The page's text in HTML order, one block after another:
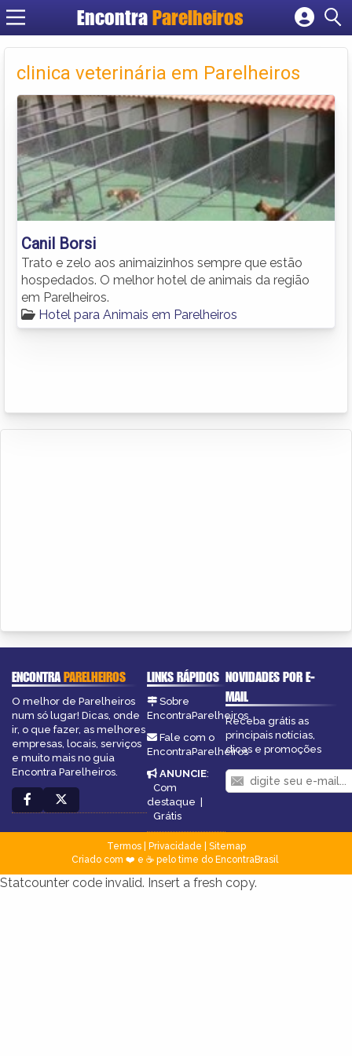
Encontra Parelheiros
Cadastrar empresa
Criar conta
clinica veterinária em Parelheiros
Canil Borsi
Trato e zelo aos animaizinhos sempre que estão
hospedados. O melhor hotel de animais da região
em Parelheiros.
Hotel para Animais em Parelheiros
ENCONTRAPARELHEIROS
O melhor de Parelheiros
num só lugar! Dicas, onde
ir, o que fazer, as melhores
empresas, locais, serviços
e muito mais no guia
Encontra Parelheiros.
LINKS RÁPIDOS
Sobre
EncontraParelheiros
Fale com o
EncontraParelheiros
ANUNCIE:
Com
destaque |
Grátis
NOVIDADES POR E-
MAIL
Receba grátis as
principais notícias,
dicas e promoções
Termos| Privacidade
Sitemap
Criado com ❤️ e ☕ pelo time do EncontraBrasil
Statcounter code invalid. Insert a fresh copy.